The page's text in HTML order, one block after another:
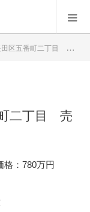
五番町二丁目 売地
二丁目 売
：780万円